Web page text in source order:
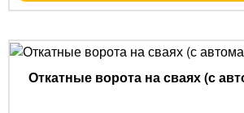
Откатные ворота на сваях (с